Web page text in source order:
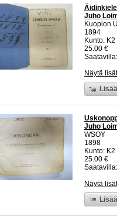
Juho
Kuopion
1894
Kunto:
25.00 €
Näytä
Juho
WSOY
1898
Kunto:
25.00 €
Näytä